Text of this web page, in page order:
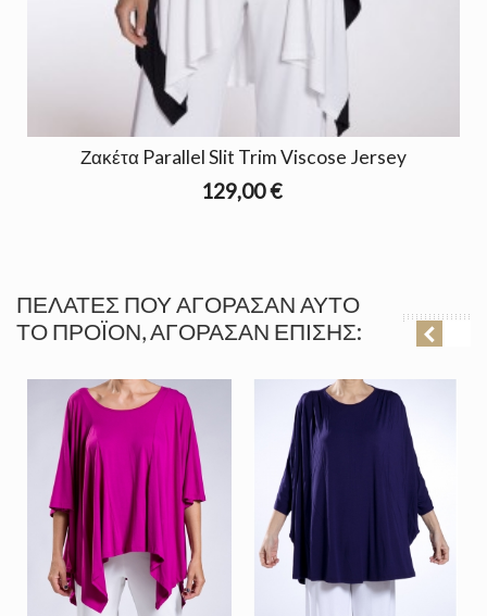
Ζακέτα Parallel Slit Trim Viscose Jersey
129,00 €
ΠΕΛΆΤΕΣ ΠΟΥ ΑΓΌΡΑΣΑΝ ΑΥΤΌ
ΤΟ ΠΡΟΪΌΝ, ΑΓΌΡΑΣΑΝ ΕΠΊΣΗΣ: